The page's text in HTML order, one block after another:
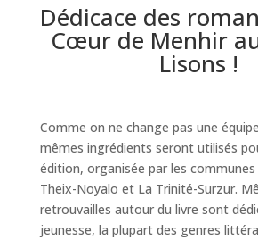
Dédicace des
Cœur de Menhir
Lisons !
Comme on ne change pas une
mêmes ingrédients seront utilisés
édition, organisée par les communes
Theix-Noyalo et La Trinité-Surzur.
retrouvailles autour du livre sont
jeunesse, la plupart des genres